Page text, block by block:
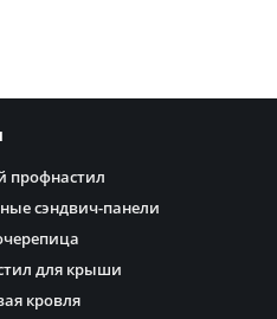
профнастил
сэндвич-панели
для крыши
кровля